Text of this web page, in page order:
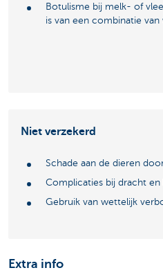
Botulisme bij melk- of
is van een combinatie van
Niet verzekerd
Schade aan de dieren
Complicaties bij dracht en
Gebruik van wettelijk
Extra info